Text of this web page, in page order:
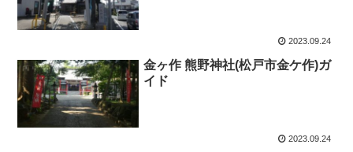
2023.09.24
金ヶ作 熊野神社(松戸市金ケ作)ガ
イド
2023.09.24